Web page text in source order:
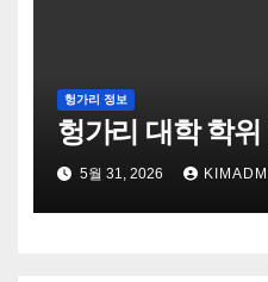
헝가리 정보
헝가리 대학 학
5월 31, 2026